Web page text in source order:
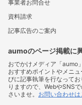
事業者お問合せ
資料請求
記事広告のご案内
aumoのページ掲載に
おでかけメディア「aumo
おすすめポイントやメニ
びに記事執筆を行なって
りますので、WebやSNS
さいませ。 お問い合わせは